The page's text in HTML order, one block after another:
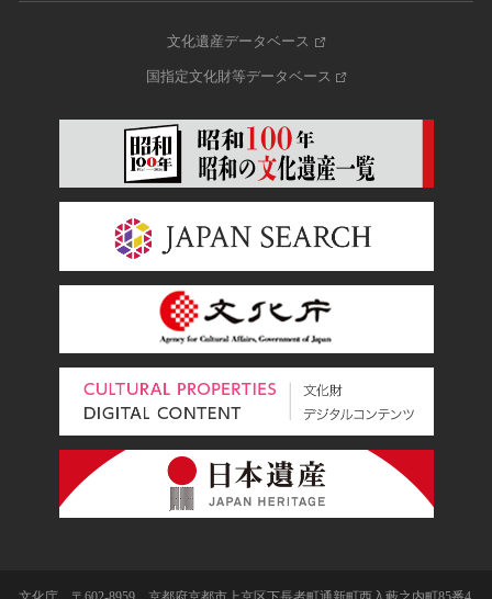
文化遺産データベース
国指定文化財等データベース